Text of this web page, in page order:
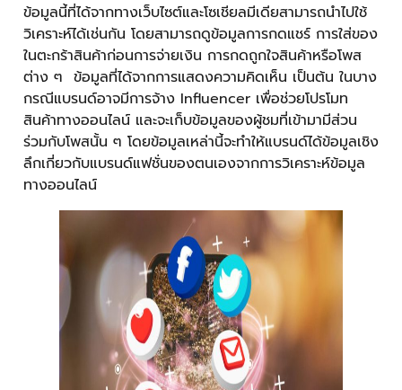
ข้อมูลนี้ที่ได้จากทางเว็บไซต์และโซเชียลมีเดียสามารถนำไปใช้
วิเคราะห์ได้เช่นกัน โดยสามารถดูข้อมูลการกดแชร์ การใส่ของ
ในตะกร้าสินค้าก่อนการจ่ายเงิน การกดถูกใจสินค้าหรือโพส
ต่าง ๆ ข้อมูลที่ได้จากการแสดงความคิดเห็น เป็นต้น ในบาง
กรณีแบรนด์อาจมีการจ้าง Influencer เพื่อช่วยโปรโมท
สินค้าทางออนไลน์ และจะเก็บข้อมูลของผู้ชมที่เข้ามามีส่วน
ร่วมกับโพสนั้น ๆ โดยข้อมูลเหล่านี้จะทำให้แบรนด์ได้ข้อมูลเชิง
ลึกเกี่ยวกับแบรนด์แฟชั่นของตนเองจากการวิเคราะห์ข้อมูล
ทางออนไลน์